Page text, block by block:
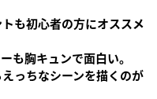
も初心者の方にオススメ
も胸キュンで面白い。
っちなシーンを描くのが